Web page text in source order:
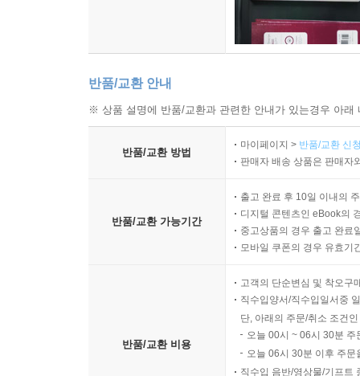
반품/교환 안내
※ 상품 설명에 반품/교환과 관련한 안내가 있는경우 아
반품/교환 방법
마이페이지 > 반품/교환 신
판매자 배송 상품은 판매자
반품/교환 가능기간
출고 완료 후 10일 이내의
디지털 콘텐츠인 eBook의
중고상품의 경우 출고 완료
모바일 쿠폰의 경우 유효기
반품/교환 비용
고객의 단순변심 및 착오구
직수입양서/직수입일서중
단, 아래의 주문/취소 조건
오늘 00시 ~ 06시 30분
오늘 06시 30분 이후 주
직수입 음반/영상물/기프트